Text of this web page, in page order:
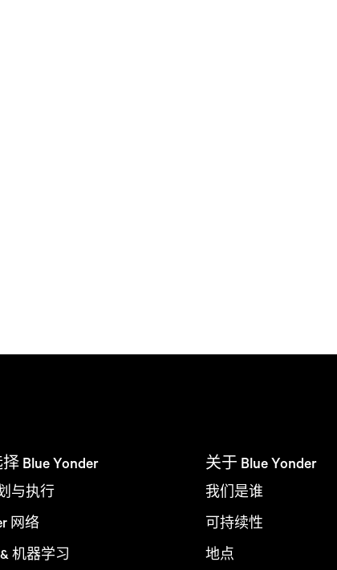
Blue Yonder
与执行
网络
机器学习
关于 Blue Yonder
我们是谁
可持续性
地点